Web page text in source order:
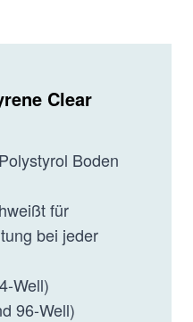
Clear
Boden
für
bei jeder
Well)
96-Well)